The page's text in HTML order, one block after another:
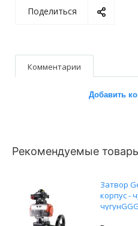
Поделиться
Комментарии
Добавить
Рекомендуемые
Затвор
корпус -